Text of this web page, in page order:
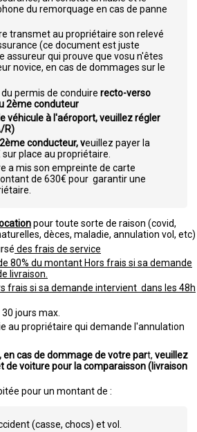
du remorquage en cas de panne
transmet au propriétaire son relevé
(ce document est juste
assureur qui prouve que vosu n'êtes
novice, en cas de dommages sur le
permis de conduire recto-verso
2ème conduteur
véhicule à l'aéroport, veuillez régler
R)
2ème conducteur, veuillez payer la
place au propriétaire.
a mis son empreinte de carte
de 630€ pour garantir une
pour toute sorte de raison (covid,
dèces, maladie, annulation vol, etc)
des frais de service
80% du montant Hors frais si sa demande
livraison.
frais si sa demande intervient dans les 48h
jours max.
au propriétaire qui demande l'annulation
en cas de dommage de votre part, veuillez
de voiture pour la comparaisson (livraison
pour un montant de :
(casse, chocs) et vol.